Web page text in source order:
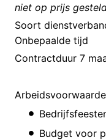
niet op prijs
Soort
Onbepaalde tijd
Contractduur 7
Budget voor